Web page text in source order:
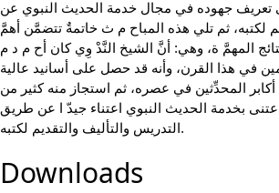
تعريف جهوده في مجال خدمة الحديث النبوي عن
لكتبه، ثم تلي هذه المباح م ث خاتمةٌ تتضمَّن أهمَّ
المهمَّ ة، وهي: أنَّ الشيخ النَّدْ وِي كان أح م د م
في هذا القرن، وأنه قد حصل على أسانيد عالية
المحدِّثين في عصره، ثم استجاز منه كثير من
اعتنى بخدمة الحديث النبوي اعتناء جيدّ ا عن طريق
التدريس والتأليف والتقديم لكتبه.
Downloads